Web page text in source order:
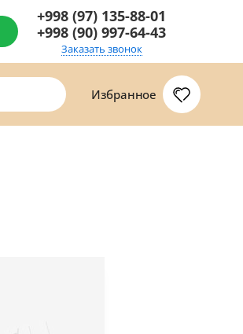
+998 (97) 135-88-01
+998 (90) 997-64-43
Заказать звонок
Избранное